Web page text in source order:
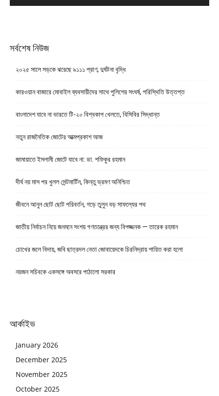
সর্বশেষ নিউজ
২০২৫ সালে সড়কে ঝরেছে ৯১১১ প্রাণ, দুর্ঘটনা বৃদ্ধি
কারওয়ান বাজারে মোবাইল ব্যবসায়ীদের সাথে পুলিশের সংঘর্ষ, পরিস্থিতি উত্তপ্ত
বাংলাদেশ যাবে না ভারতে টি-২০ বিশ্বকাপ খেলতে, বিসিবির সিদ্ধান্ত
নতুন রাজনৈতিক জোটের আত্মপ্রকাশ আজ
জামায়াতে ইসলামী জোটে যাবে না: ডা. শফিকুর রহমান
দীর্ঘ নয় মাস পর খুলল সেন্টমার্টিন, কিন্তু ভ্রমণ অনিশ্চিত
জীবনে আনুন ছোট ছোট পরিবর্তন, গড়ে তুলুন বড় সাফল্যের পথ
জাতীয় নির্বাচন নিয়ে জনমনে সংশয় গণতন্ত্রের জন্য বিপজ্জনক — তারেক রহমান
চোখের জলে বিদায়, জবি ছাত্রদল নেতা জোবায়েদকে চিরনিদ্রায় শায়িত করা হলো
নয়জন সচিবকে একসঙ্গে অবসরে পাঠালো সরকার
আর্কাইভ
January 2026
December 2025
November 2025
October 2025